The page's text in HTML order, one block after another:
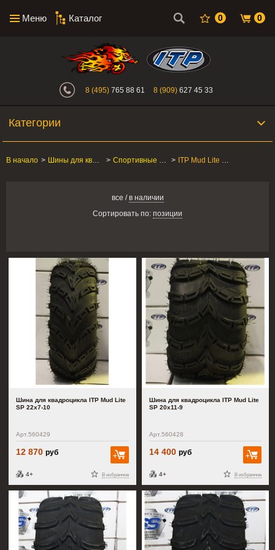
Меню Каталог 0 0
Интернет-магазин "Поросенок".
8 (495) 765 88 61 8 (909) 627 45 33
Категории
В начало > Шины для квадроцикла > Спортивные квадроциклы > ITP Mud Lite SP/AT
все /в наличии
Сортировать по: позиции
Шина для квадроцикла ITP Mud Lite
SP 22x7-10
Арт.560429
12 870руб
В избранное
4+
В корзину
Шина для квадроцикла ITP Mud Lite
SP 20x11-9
Арт.560428
14 400 руб
В избранное
4+